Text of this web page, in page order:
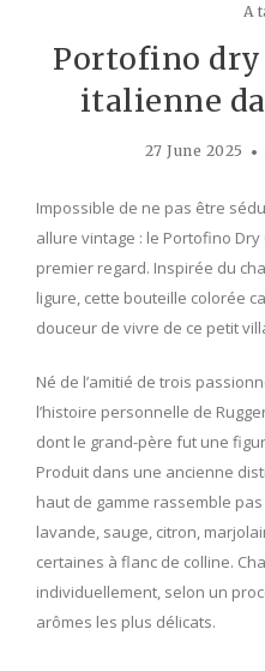
A
Portofino
italienne
27 June 2025
Impossible de ne pas être
allure vintage : le Portofino
premier regard. Inspirée du
ligure, cette bouteille colorée
douceur de vivre de ce petit
Né de l’amitié de trois
l’histoire personnelle de
dont le grand-père fut une
Produit dans une ancienne
haut de gamme rassemble
lavande, sauge, citron,
certaines à flanc de colline.
individuellement, selon un
arômes les plus délicats.